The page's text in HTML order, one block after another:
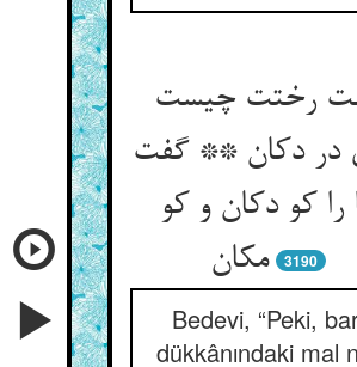
رختت چیست
در دکان ** گفت
را کو دکان و کو
مکان‏
3190
Bedevi, “Peki,
dükkânındaki mal